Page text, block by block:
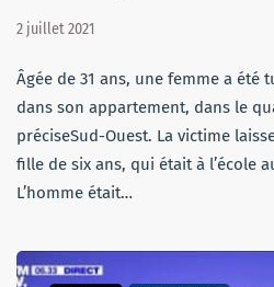
2 juillet 2021
Âgée de 31 ans, une femme a été
dans son appartement, dans le
préciseSud-Ouest. La victime
fille de six ans, qui était à l’école
L’homme était…